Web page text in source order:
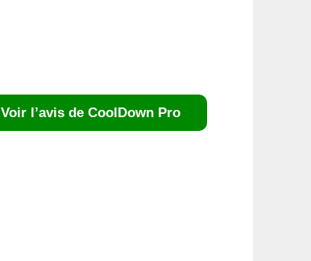
Voir l’avis de CoolDown Pro